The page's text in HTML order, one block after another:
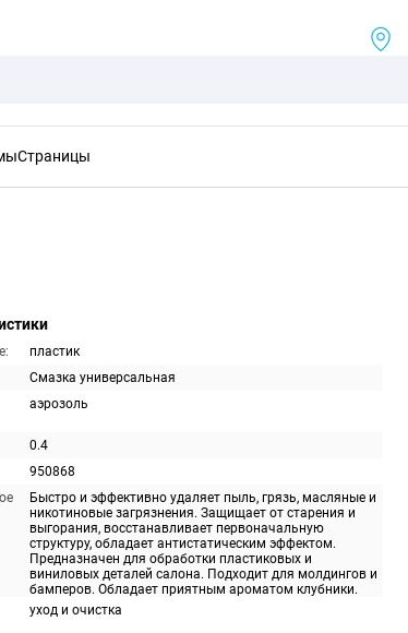
Страницы
пластик
Смазка универсальная
аэрозоль
0.4
950868
Быстро и эффективно удаляет пыль, грязь, масляные и
никотиновые загрязнения. Защищает от старения и
выгорания, восстанавливает первоначальную
структуру, обладает антистатическим эффектом.
Предназначен для обработки пластиковых и
виниловых деталей салона. Подходит для молдингов и
бамперов. Обладает приятным ароматом клубники.
уход и очистка